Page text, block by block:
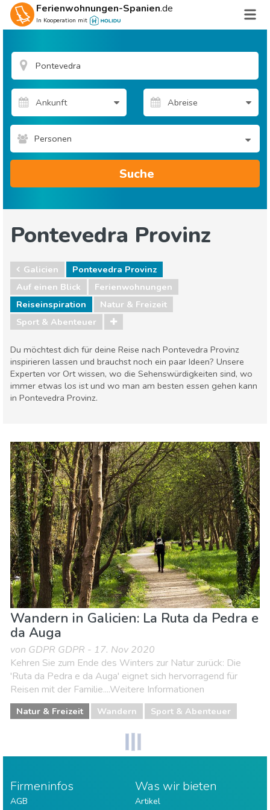
Ferienwohnungen-Spanien.de
In Kooperation mit
Personen
Suche
Pontevedra Provinz
Galicien
Pontevedra Provinz
Auf einen Blick
Ferienwohnungen
Reiseinspiration
Natur & Freizeit
Sport & Abenteuer
Du möchtest dich für deine Reise nach Pontevedra Provinz
inspirieren lassen und brauchst noch ein paar Ideen? Unsere
Experten vor Ort wissen, wo die Sehenswürdigkeiten sind, wo
immer etwas los ist und wo man am besten essen gehen kann
in Pontevedra Provinz.
Natur & Freizeit
Sport & Abenteuer
Wandern in Galicien: La Ruta da Pedra e
da Auga
von GDPR GDPR - 17. Nov 2020
Kehren Sie zum Ende des Winters zur Natur zurück: Die
'Ruta da Pedra e da Auga' eignet sich hervorragend für
Reisen mit der Familie....Weitere Informationen
Natur & Freizeit Wandern Sport & Abenteuer
Firmeninfos
AGB
Was wir bieten
Artikel